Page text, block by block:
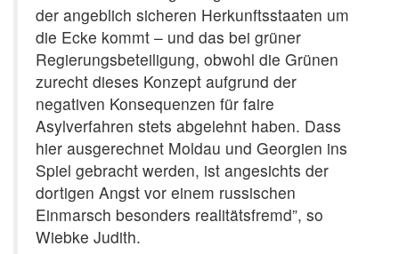
der angeblich sicheren Herkunftsstaaten um
die Ecke kommt – und das bei grüner
Regierungsbeteiligung, obwohl die Grünen
zurecht dieses Konzept aufgrund der
negativen Konsequenzen für faire
Asylverfahren stets abgelehnt haben. Dass
hier ausgerechnet Moldau und Georgien ins
Spiel gebracht werden, ist angesichts der
dortigen Angst vor einem russischen
Einmarsch besonders realitätsfremd”, so
Wiebke Judith.